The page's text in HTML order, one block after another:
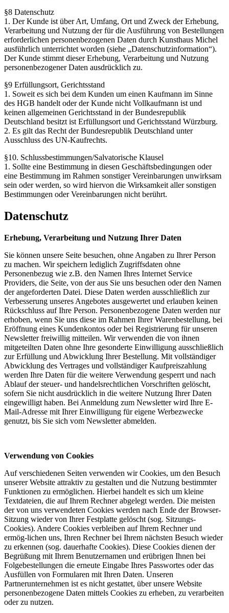
§8 Datenschutz
1. Der Kunde ist über Art, Umfang, Ort und Zweck der Erhebung,
Verarbeitung und Nutzung der für die Ausführung von Bestellungen
erforderlichen personenbezogenen Daten durch Kunsthaus Michel
ausführlich unterrichtet worden (siehe „Datenschutzinformation“).
Der Kunde stimmt dieser Erhebung, Verarbeitung und Nutzung
personenbezogener Daten ausdrücklich zu.
§9 Erfüllungsort, Gerichtsstand
1. Soweit es sich bei dem Kunden um einen Kaufmann im Sinne
des HGB handelt oder der Kunde nicht Vollkaufmann ist und
keinen allgemeinen Gerichtsstand in der Bundesrepublik
Deutschland besitzt ist Erfüllungsort und Gerichtsstand Würzburg.
2. Es gilt das Recht der Bundesrepublik Deutschland unter
Ausschluss des UN-Kaufrechts.
§10. Schlussbestimmungen/Salvatorische Klausel
1. Sollte eine Bestimmung in diesen Geschäftsbedingungen oder
eine Bestimmung im Rahmen sonstiger Vereinbarungen unwirksam
sein oder werden, so wird hiervon die Wirksamkeit aller sonstigen
Bestimmungen oder Vereinbarungen nicht berührt.
Datenschutz
Erhebung, Verarbeitung und Nutzung Ihrer Daten
Sie können unsere Seite besuchen, ohne Angaben zu Ihrer Person
zu machen. Wir speichern lediglich Zugriffsdaten ohne
Personenbezug wie z.B. den Namen Ihres Internet Service
Providers, die Seite, von der aus Sie uns besuchen oder den Namen
der angeforderten Datei. Diese Daten werden ausschließlich zur
Verbesserung unseres Angebotes ausgewertet und erlauben keinen
Rückschluss auf Ihre Person. Personenbezogene Daten werden nur
erhoben, wenn Sie uns diese im Rahmen Ihrer Warenbestellung, bei
Eröffnung eines Kundenkontos oder bei Registrierung für unseren
Newsletter freiwillig mitteilen. Wir verwenden die von ihnen
mitgeteilten Daten ohne Ihre gesonderte Einwilligung ausschließlich
zur Erfüllung und Abwicklung Ihrer Bestellung. Mit vollständiger
Abwicklung des Vertrages und vollständiger Kaufpreiszahlung
werden Ihre Daten für die weitere Verwendung gesperrt und nach
Ablauf der steuer- und handelsrechtlichen Vorschriften gelöscht,
sofern Sie nicht ausdrücklich in die weitere Nutzung Ihrer Daten
eingewilligt haben. Bei Anmeldung zum Newsletter wird Ihre E-
Mail-Adresse mit Ihrer Einwilligung für eigene Werbezwecke
genutzt, bis Sie sich vom Newsletter abmelden.
Verwendung von Cookies
Auf verschiedenen Seiten verwenden wir Cookies, um den Besuch
unserer Website attraktiv zu gestalten und die Nutzung bestimmter
Funktionen zu ermöglichen. Hierbei handelt es sich um kleine
Textdateien, die auf Ihrem Rechner abgelegt werden. Die meisten
der von uns verwendeten Cookies werden nach Ende der Browser-
Sitzung wieder von Ihrer Festplatte gelöscht (sog. Sitzungs-
Cookies). Andere Cookies verbleiben auf Ihrem Rechner und
ermög-lichen uns, Ihren Rechner bei Ihrem nächsten Besuch wieder
zu erkennen (sog. dauerhafte Cookies). Diese Cookies dienen der
Begrüßung mit Ihrem Benutzernamen und erübrigen Ihnen bei
Folgebestellungen die erneute Eingabe Ihres Passwortes oder das
Ausfüllen von Formularen mit Ihren Daten. Unseren
Partnerunternehmen ist es nicht gestattet, über unsere Website
personenbezogene Daten mittels Cookies zu erheben, zu verarbeiten
oder zu nutzen.